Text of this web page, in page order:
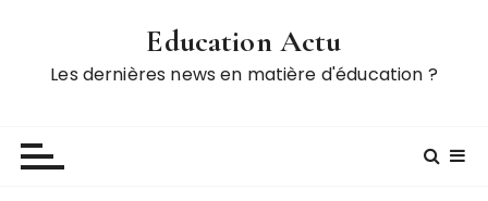
Education Actu
Les dernières news en matière d'éducation ?